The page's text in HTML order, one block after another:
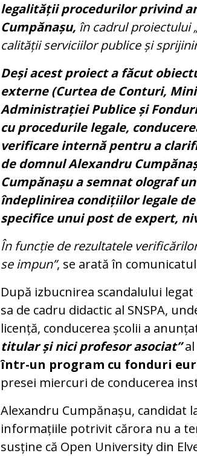
legalității procedurilor privind
Cumpănașu, în cadrul proiectului
calității serviciilor publice și
Deși acest proiect a făcut
externe (Curtea de Conturi,
Administrației Publice și
cu procedurile legale,
verificare internă pentru a
de domnul Alexandru
Cumpănașu a semnat olograf
îndeplinirea condițiilor legale
specifice unui post de expert,
În funcție de rezultatele
se impun”, se arată în
După izbucnirea scandalului
sa de cadru didactic al SNSPA,
licență, conducerea școlii a
titular și nici profesor asociat”
într-un program cu fonduri
presei miercuri de conducerea
Alexandru Cumpănașu, candidat
informațiile potrivit cărora nu a
susține că Open University din